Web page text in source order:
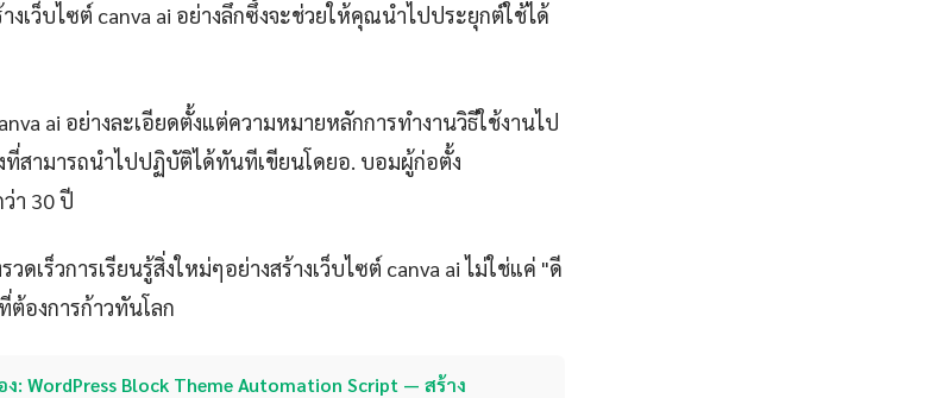
งเว็บไซต์ canva ai อย่างลึกซึ้งจะช่วยให้คุณนำไปประยุกต์ใช้ได้
ai อย่างละเอียดตั้งแต่ความหมายหลักการทำงานวิธีใช้งานไป
สามารถนำไปปฏิบัติได้ทันทีเขียนโดยอ. บอมผู้ก่อตั้ง
า 30 ปี
ดเร็วการเรียนรู้สิ่งใหม่ๆอย่างสร้างเว็บไซต์ canva ai ไม่ใช่แค่ "ดี
องการก้าวทันโลก
: WordPress Block Theme Automation Script — สร้าง